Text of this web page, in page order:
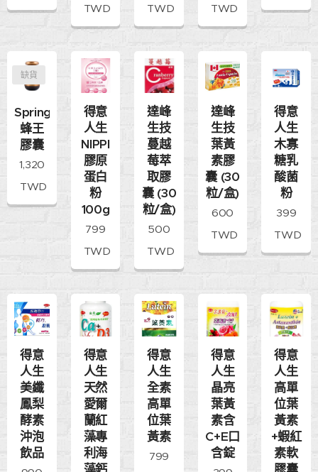
TWD
TWD
TWD
SpringLeaf
蜂王
膠囊
缺貨
1,320
TWD
得意
人生
NIPPI
膠原
蛋白
粉
100g
799
TWD
達峰
生技
蔓越
莓萃
取膠
囊 (30
粒/盒)
500
TWD
達峰
生技
葉黃
素膠
囊 (30
粒/盒)
600
TWD
得意
人生
木寡
糖乳
酸菌
粉
399
TWD
得意
人生
美纖
鳳梨
酵素
沖泡
飲品
得意
人生
天然
愛爾
蘭紅
藻專
利海
得意
人生
全素
高單
位葉
黃素
799
得意
人生
晶亮
葉黃
素含
C+E口
含錠
得意
人生
高單
位葉
黃素
+蝦紅
素軟